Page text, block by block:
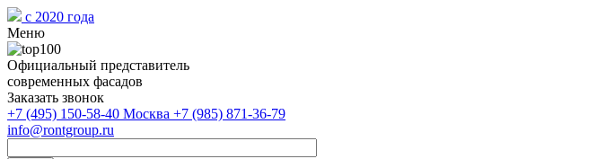
с 2020 года
Меню
Официальный представитель
современных фасадов
Заказать звонок
+7 (495) 150-58-40 Москва +7 (985) 871-36-79
info@rontgroup.ru